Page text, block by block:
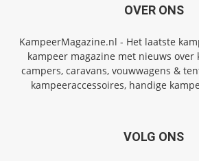
OVER ONS
KampeerMagazine.nl - Het laatste
kampeer magazine met nieuws over
campers, caravans, vouwwagens &
kampeeraccessoires, handige
VOLG ONS